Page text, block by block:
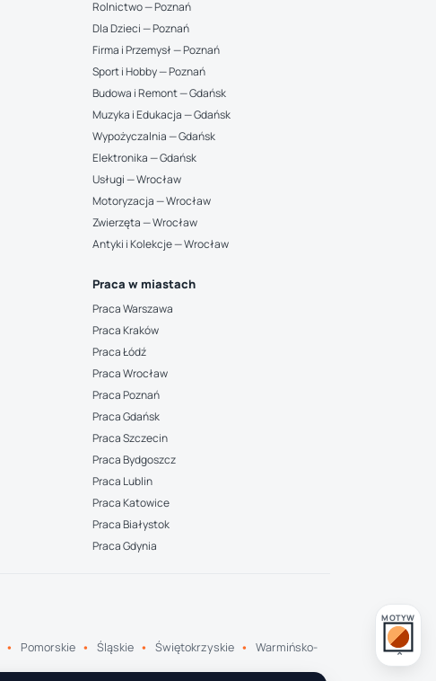
MOTYW
Rolnictwo — Poznań
Dla Dzieci — Poznań
Firma i Przemysł — Poznań
Sport i Hobby — Poznań
Budowa i Remont — Gdańsk
Muzyka i Edukacja — Gdańsk
Wypożyczalnia — Gdańsk
Elektronika — Gdańsk
Usługi — Wrocław
Motoryzacja — Wrocław
Zwierzęta — Wrocław
Antyki i Kolekcje — Wrocław
Praca w miastach
Praca Warszawa
Praca Kraków
Praca Łódź
Praca Wrocław
Praca Poznań
Praca Gdańsk
Praca Szczecin
Praca Bydgoszcz
Praca Lublin
Praca Katowice
Praca Białystok
Praca Gdynia
Pomorskie Śląskie Świętokrzyskie
Warmińsko-